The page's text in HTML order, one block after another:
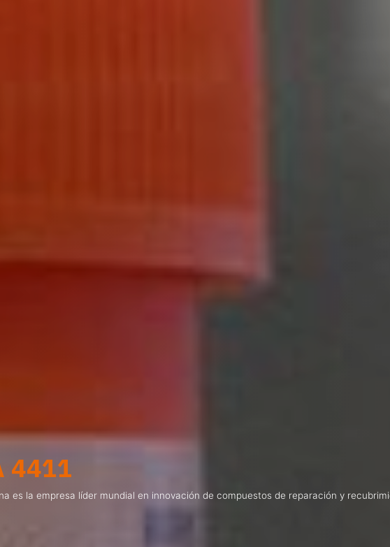
4411
es la empresa líder mundial en innovación de compuestos de reparación y